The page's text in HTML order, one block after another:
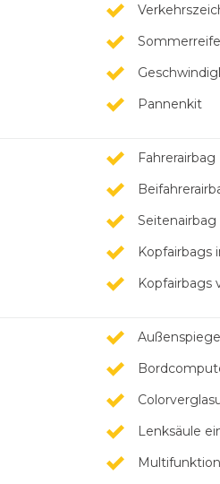
Pannenkit
Fahrerairbag
Seitenairbag
Kopfairbags
Kopfairbags
Lenksäule